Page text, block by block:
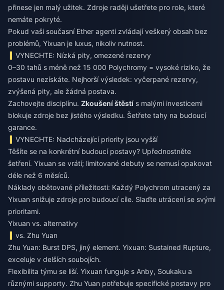
přinese jen malý užitek. Zdroje raději ušetřete pro role, které
nemáte pokryté.
Pokud vaši současní Ether agenti zvládají veškerý obsah bez
problémů, Yixuan je luxus, nikoliv nutnost.
VYNECHTE: Nízká pity, omezené rezervy
0–30 tahů s méně než 15 000 Polychromy = vysoké riziko, že
postavu nezískáte. Nejhorší výsledek: vyčerpané rezervy,
zvýšená pity, ale žádná postava.
Zachovejte disciplínu. Zkoušení štěstí s malými investicemi
blokuje zdroje bez jistého výsledku. Šetřete tahy na budoucí
garance.
VYNECHTE: Nadcházející priority jsou vyšší
Těšíte se na konkrétní budoucí postavy? Upřednostněte
šetření. Yixuan se vrátí; limitované debuty se nemusí opakovat
déle než 6 měsíců.
Náklady obětované příležitosti: Každý Polychrom utracený za
Yixuan snižuje zdroje pro budoucí cíle. Slaďte utrácení se svými
prioritami.
Yixuan vs. alternativy
vs. Zhu Yuan
Zhu Yuan: Burst DPS, jiný element. Yixuan: Sustained Rupture,
exceluje v delších soubojích.
Flexibilita týmu se liší. Yixuan funguje s Anby, Soukaku a
různými supporty. Zhu Yuan potřebuje specifické postavy pro